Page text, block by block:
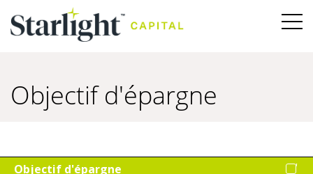
Objectif d'épargne
Objectif d'épargne